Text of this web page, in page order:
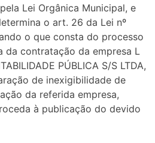
Lei Orgânica Municipal, e
o art. 26 da Lei nº
o que consta do processo
da contratação da empresa L
PÚBLICA S/S LTDA,
de inexigibilidade de
da referida empresa,
à publicação do devido